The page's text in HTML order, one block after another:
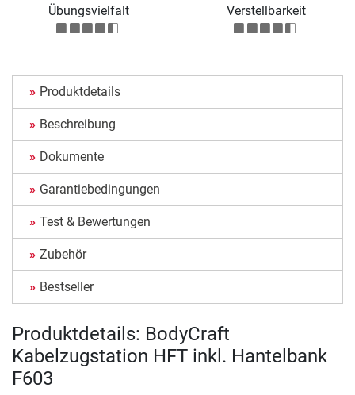
Übungsvielfalt Verstellbarkeit
Produktdetails
Beschreibung
Dokumente
Garantiebedingungen
Test & Bewertungen
Zubehör
Bestseller
Produktdetails: BodyCraft
Kabelzugstation HFT inkl. Hantelbank
F603